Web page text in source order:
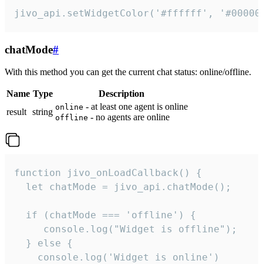
jivo_api.setWidgetColor('#ffffff',
chatMode#
With this method you can get the current chat status: online/offline.
Name Type
Description
result string online - at least one agent is online
offline - no agents are online
function jivo_onLoadCallback() {
  let chatMode = jivo_api.chatMode();
  if (chatMode === 'offline') {
     console.log("Widget is offline");
  } else {
    console.log('Widget is online')